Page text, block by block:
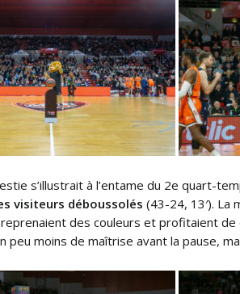
s’illustrait à l’entame du 2e quart-
visiteurs déboussolés (43-24, 13′). La
des couleurs et profitaient de
peu moins de maîtrise avant la pause,